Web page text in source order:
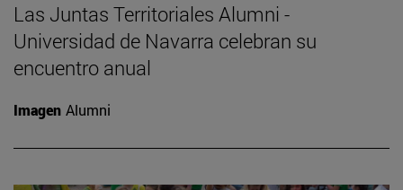
Las Juntas Territoriales Alumni -
Universidad de Navarra celebran su
encuentro anual
Imagen Alumni